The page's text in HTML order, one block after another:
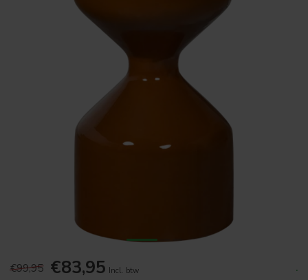
€99,95 €83,95 Incl. btw .